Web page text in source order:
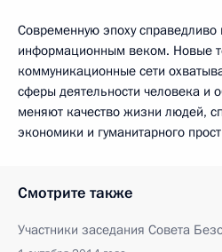
Современную эпоху
информационным веком. Новые
коммуникационные сети
сферы деятельности человека и
меняют качество жизни людей,
экономики и гуманитарного
Смотрите также
Участники заседания Совета